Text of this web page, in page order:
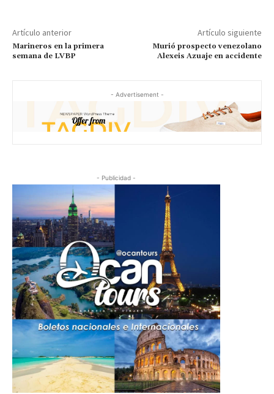
Artículo anterior
Marineros en la primera
semana de LVBP
Artículo siguiente
Murió prospecto venezolano
Alexeis Azuaje en accidente
- Advertisement -
- Publicidad -